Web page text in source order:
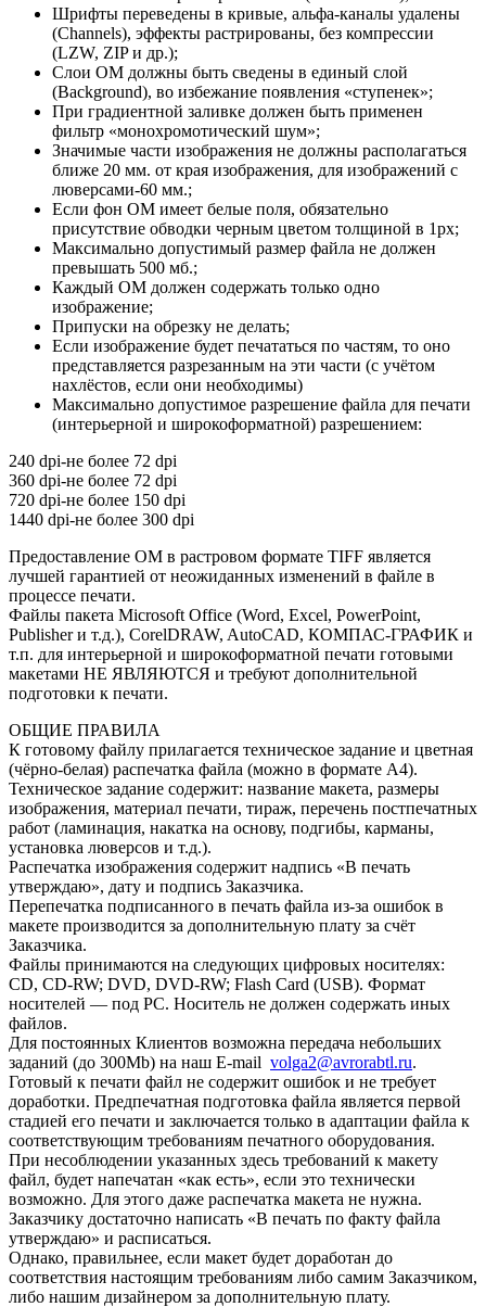
Шрифты переведены в кривые, альфа-каналы удалены
(Channels), эффекты растрированы, без компрессии
(LZW, ZIP и др.);
Слои ОМ должны быть сведены в единый слой
(Background), во избежание появления «ступенек»;
При градиентной заливке должен быть применен
фильтр «монохромотический шум»;
Значимые части изображения не должны располагаться
ближе 20 мм. от края изображения, для изображений с
люверсами-60 мм.;
Если фон ОМ имеет белые поля, обязательно
присутствие обводки черным цветом толщиной в 1px;
Максимально допустимый размер файла не должен
превышать 500 мб.;
Каждый ОМ должен содержать только одно
изображение;
Припуски на обрезку не делать;
Если изображение будет печататься по частям, то оно
представляется разрезанным на эти части (с учётом
нахлёстов, если они необходимы)
Максимально допустимое разрешение файла для печати
(интерьерной и широкоформатной) разрешением:
240 dpi-не более 72 dpi
360 dpi-не более 72 dpi
720 dpi-не более 150 dpi
1440 dpi-не более 300 dpi
Предоставление ОМ в растровом формате TIFF является
лучшей гарантией от неожиданных изменений в файле в
процессе печати.
Файлы пакета Microsoft Office (Word, Excel, PowerPoint,
Publisher и т.д.), CorelDRAW, AutoCAD, КОМПАС-ГРАФИК и
т.п. для интерьерной и широкоформатной печати готовыми
макетами НЕ ЯВЛЯЮТСЯ и требуют дополнительной
подготовки к печати.
ОБЩИЕ ПРАВИЛА
К готовому файлу прилагается техническое задание и цветная
(чёрно-белая) распечатка файла (можно в формате А4).
Техническое задание содержит: название макета, размеры
изображения, материал печати, тираж, перечень постпечатных
работ (ламинация, накатка на основу, подгибы, карманы,
установка люверсов и т.д.).
Распечатка изображения содержит надпись «В печать
утверждаю», дату и подпись Заказчика.
Перепечатка подписанного в печать файла из-за ошибок в
макете производится за дополнительную плату за счёт
Заказчика.
Файлы принимаются на следующих цифровых носителях:
CD, CD-RW; DVD, DVD-RW; Flash Card (USB). Формат
носителей — под РС. Носитель не должен содержать иных
файлов.
Для постоянных Клиентов возможна передача небольших
заданий (до 300Mb) на наш E-mail volga2@avrorabtl.ru.
Готовый к печати файл не содержит ошибок и не требует
доработки. Предпечатная подготовка файла является первой
стадией его печати и заключается только в адаптации файла к
соответствующим требованиям печатного оборудования.
При несоблюдении указанных здесь требований к макету
файл, будет напечатан «как есть», если это технически
возможно. Для этого даже распечатка макета не нужна.
Заказчику достаточно написать «В печать по факту файла
утверждаю» и расписаться.
Однако, правильнее, если макет будет доработан до
соответствия настоящим требованиям либо самим Заказчиком,
либо нашим дизайнером за дополнительную плату.